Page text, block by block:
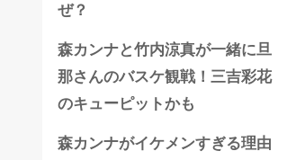
ぜ？
森カンナと竹内涼真が一緒に旦
那さんのバスケ観戦！三吉彩花
のキューピットかも
森カンナがイケメンすぎる理由